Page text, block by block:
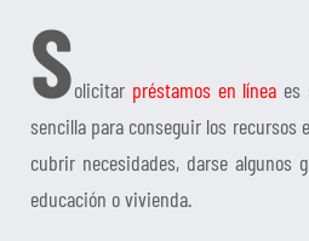
Solicitar préstamos en línea es
sencilla para conseguir los recursos
cubrir necesidades, darse algunos
educación o vivienda.